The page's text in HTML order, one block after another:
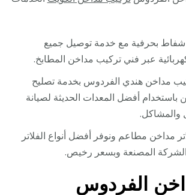
بحرفية مع خدمة توصيل جميع
عبر فني تركيب مداخن المطابخ.
مداخن هندي الفردوس بخدمة تصليح
باستخدام أفضل المعدات الحديثة لصيانة
والمشاكل.
مداخن مطاعم ونوفر أفضل أنواع الفلاتر
الشركة المصنعة وبسعر رخيص.
الفردوس